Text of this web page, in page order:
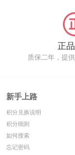
正
质保二年，提
新手上路
积分兑换说明
积分细则
如何搜索
忘记密码